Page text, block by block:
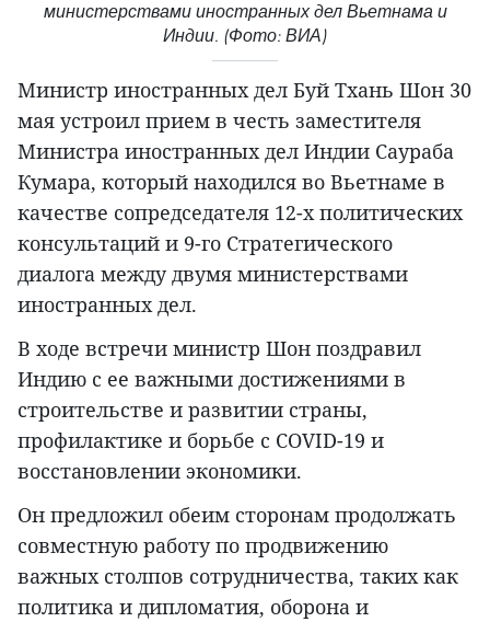
министерствами иностранных дел Вьетнама и
Индии. (Фото: ВИА)
Министр иностранных дел Буй Тхань Шон 30
мая устроил прием в честь заместителя
Министра иностранных дел Индии Саураба
Кумара, который находился во Вьетнаме в
качестве сопредседателя 12-х политических
консультаций и 9-го Стратегического
диалога между двумя министерствами
иностранных дел.
В ходе встречи министр Шон поздравил
Индию с ее важными достижениями в
строительстве и развитии страны,
профилактике и борьбе с COVID-19 и
восстановлении экономики.
Он предложил обеим сторонам продолжать
совместную работу по продвижению
важных столпов сотрудничества, таких как
политика и дипломатия, оборона и